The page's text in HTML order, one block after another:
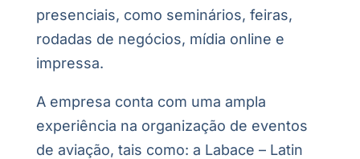
presenciais, como seminários, feiras,
rodadas de negócios, mídia online e
impressa.
A empresa conta com uma ampla
experiência na organização de eventos
de aviação, tais como: a Labace – Latin